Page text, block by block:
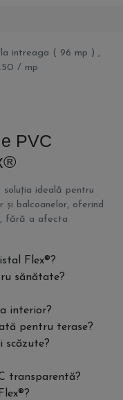
intreaga ( 96 mp ) ,
/ mp
PVC
ideală pentru
și balcoanelor, oferind
fără a afecta
Flex®?
sănătate?
interior?
pentru terase?
scăzute?
transparentă?